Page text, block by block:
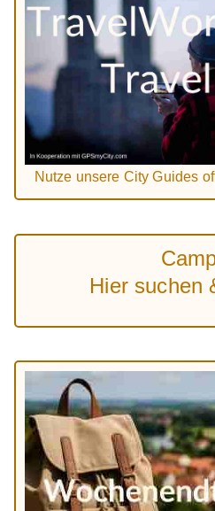
Nutze unsere City Guides
Hier suchen